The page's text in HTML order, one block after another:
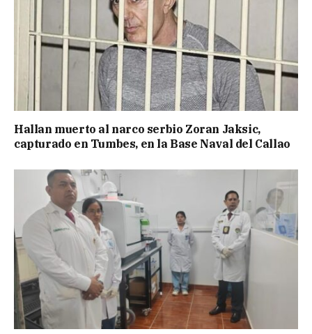
Hallan muerto al narco serbio Zoran Jaksic,
capturado en Tumbes, en la Base Naval del Callao